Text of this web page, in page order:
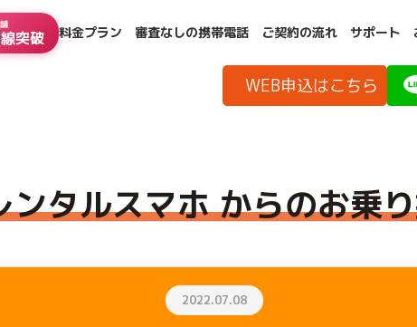
突破 料金プラン 審査なしの携帯電話 ご契約の流れ サポート
WEB申込はこちら
タルスマホ からのお乗
2022.07.08